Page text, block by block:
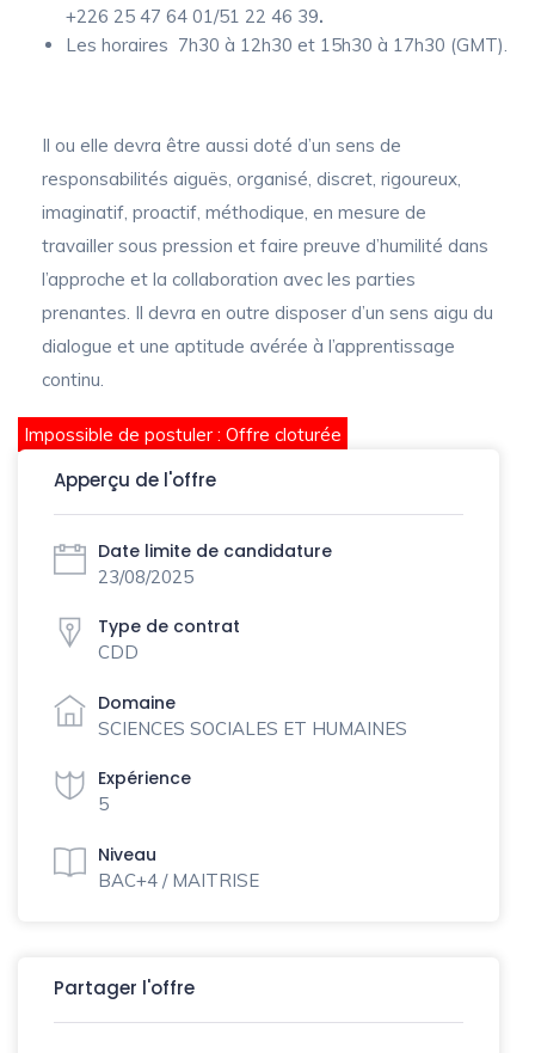
+226 25 47 64 01/51 22 46 39.
Les horaires 7h30 à 12h30 et 15h30 à 17h30 (GMT).
Il ou elle devra être aussi doté d’un sens de
responsabilités aiguës, organisé, discret, rigoureux,
imaginatif, proactif, méthodique, en mesure de
travailler sous pression et faire preuve d’humilité dans
l’approche et la collaboration avec les parties
prenantes. Il devra en outre disposer d’un sens aigu du
dialogue et une aptitude avérée à l’apprentissage
continu.
Impossible de postuler : Offre cloturée
Apperçu de l'offre
Date limite de candidature
23/08/2025
Type de contrat
CDD
Domaine
SCIENCES SOCIALES ET HUMAINES
Expérience
5
Niveau
BAC+4 / MAITRISE
Partager l'offre